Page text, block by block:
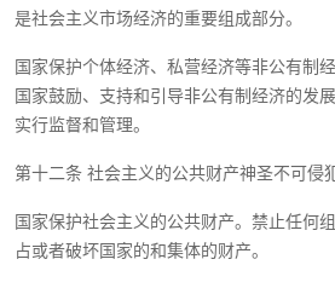
是社会主义市场经济的重要组成部分。
国家保护个体经济、私营经济等非公有制
国家鼓励、支持和引导非公有制经济的发
实行监督和管理。
第十二条 社会主义的公共财产神圣不可侵犯
国家保护社会主义的公共财产。禁止任何
占或者破坏国家的和集体的财产。